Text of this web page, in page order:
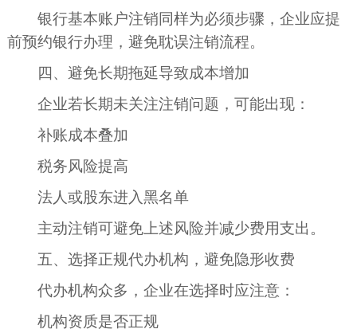
银行基本账户注销同样为必须步骤，企业应提
前预约银行办理，避免耽误注销流程。
四、避免长期拖延导致成本增加
企业若长期未关注注销问题，可能出现：
补账成本叠加
税务风险提高
法人或股东进入黑名单
主动注销可避免上述风险并减少费用支出。
五、选择正规代办机构，避免隐形收费
代办机构众多，企业在选择时应注意：
机构资质是否正规